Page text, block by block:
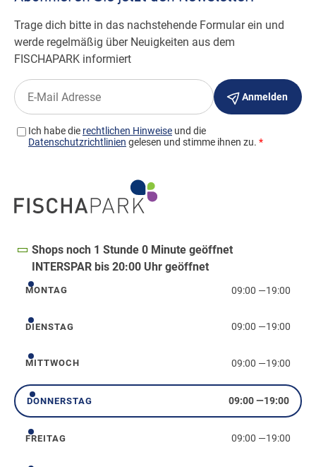
Shops noch 1 Stunde 0 Minute geöffnet
INTERSPAR bis 20:00 Uhr geöffnet
Montag
MONTAG 09:00 —19:00
Dienstag
DIENSTAG 09:00 —19:00
Mittwoch
MITTWOCH 09:00 —19:00
Donnerstag
DONNERSTAG 09:00—19:00
Freitag
FREITAG 09:00 —19:00